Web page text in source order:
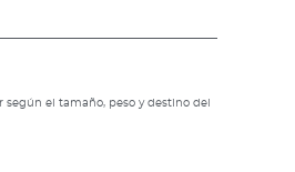
el tamaño, peso y destino del